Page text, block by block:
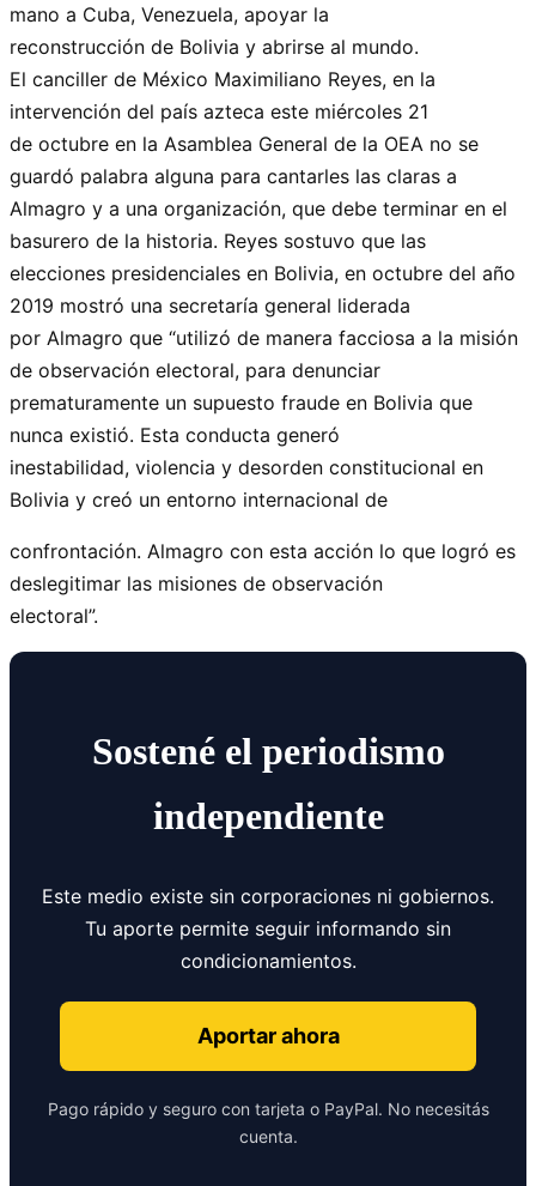
mano a Cuba, Venezuela, apoyar la
reconstrucción de Bolivia y abrirse al mundo.
El canciller de México Maximiliano Reyes, en la
intervención del país azteca este miércoles 21
de octubre en la Asamblea General de la OEA no se
guardó palabra alguna para cantarles las claras a
Almagro y a una organización, que debe terminar en el
basurero de la historia. Reyes sostuvo que las
elecciones presidenciales en Bolivia, en octubre del año
2019 mostró una secretaría general liderada
por Almagro que “utilizó de manera facciosa a la misión
de observación electoral, para denunciar
prematuramente un supuesto fraude en Bolivia que
nunca existió. Esta conducta generó
inestabilidad, violencia y desorden constitucional en
Bolivia y creó un entorno internacional de
confrontación. Almagro con esta acción lo que logró es
deslegitimar las misiones de observación
electoral”.
Sostené el periodismo
independiente
Este medio existe sin corporaciones ni gobiernos.
Tu aporte permite seguir informando sin
condicionamientos.
Aportar ahora
Pago rápido y seguro con tarjeta o PayPal. No necesitás
cuenta.